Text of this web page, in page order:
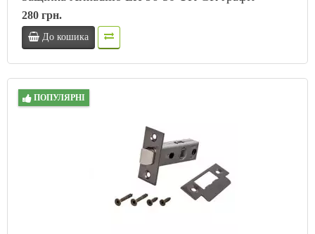
280 грн.
До кошика
ПОПУЛЯРНІ